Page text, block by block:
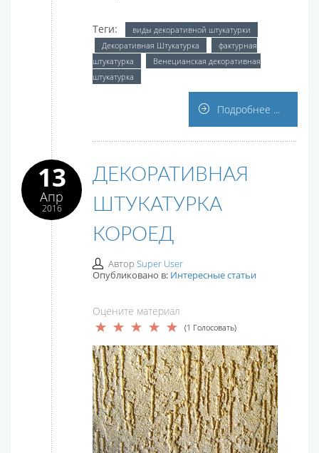
Теги:
виды декоративной штукатурки
Декоративная Штукатурка
фактурная
штукатурка
Венецианская декоративная
штукатурка
Подробнее ...
13
Апр
2016
ДЕКОРАТИВНАЯ
ШТУКАТУРКА
КОРОЕД
Автор Super User
Опубликовано в: Интересные статьи
Оцените материал
(1 Голосовать)